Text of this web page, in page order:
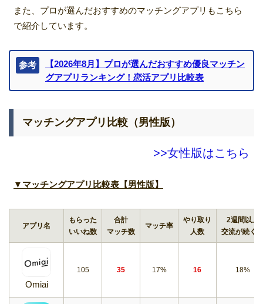
また、プロが選んだおすすめのマッチングアプリもこちら
で紹介しています。
参考
【2026年8月】プロが選んだおすすめ優良マッチン
グアプリランキング！恋活アプリ比較表
マッチングアプリ比較（男性版）
>>女性版はこちら
▼マッチングアプリ比較表【男性版】
アプリ名
もらった
いいね数
合計
マッチ数
マッチ率
やり取り
人数
2週間以上
交流が続く率
Omiai
105 35 17% 16 18%